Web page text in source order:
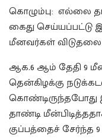
கொழும்பு: எல்லை
கைது செய்யப்பட்டு
மீனவர்கள்
ஆக.6 ஆம் தேதி 9
தென்கிழக்கு
தாண்டி
குப்பத்தைச் சேர்ந்த